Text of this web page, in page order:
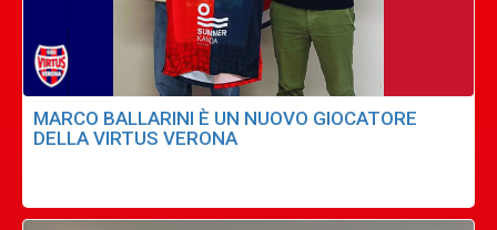
MARCO BALLARINI È UN NUOVO GIOCATORE
DELLA VIRTUS VERONA